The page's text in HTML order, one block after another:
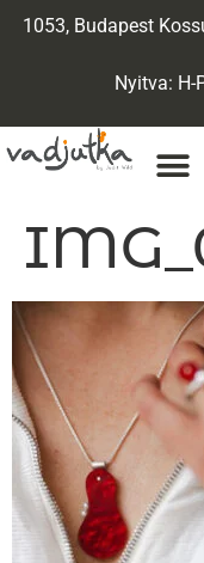
1053, Budapest
Nyitva: H-